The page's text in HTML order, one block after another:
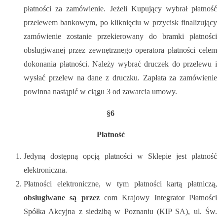
płatności za zamówienie. Jeżeli Kupujący wybrał płatność
przelewem bankowym, po kliknięciu w przycisk finalizujący
zamówienie zostanie przekierowany do bramki płatności
obsługiwanej przez zewnętrznego operatora płatności celem
dokonania płatności. Należy wybrać druczek do przelewu i
wysłać przelew na dane z druczku. Zapłata za zamówienie
powinna nastąpić w ciągu 3 od zawarcia umowy.
§6
Płatność
Jedyną dostępną opcją płatności w Sklepie jest płatność
elektroniczna.
Płatności elektroniczne, w tym płatności kartą płatniczą,
obsługiwane są przez com Krajowy Integrator Płatności
Spółka Akcyjna z siedzibą w Poznaniu (KIP SA), ul. Św.